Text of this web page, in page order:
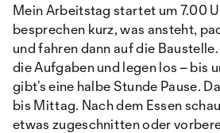
Mein Arbeitstag startet um 7.00
besprechen kurz, was ansteht,
und fahren dann auf die
die Aufgaben und legen los – bis
gibt’s eine halbe Stunde Pause.
bis Mittag. Nach dem Essen
etwas zugeschnitten oder